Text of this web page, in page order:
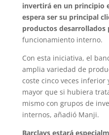
invertirá en un principio
espera ser su principal
productos desarrollados
funcionamiento interno.
Con esta iniciativa, el
amplia variedad de
coste cinco veces inferior
mayor que si hubiera
mismo con grupos de
internos, añadió Manji.
Barclays estará